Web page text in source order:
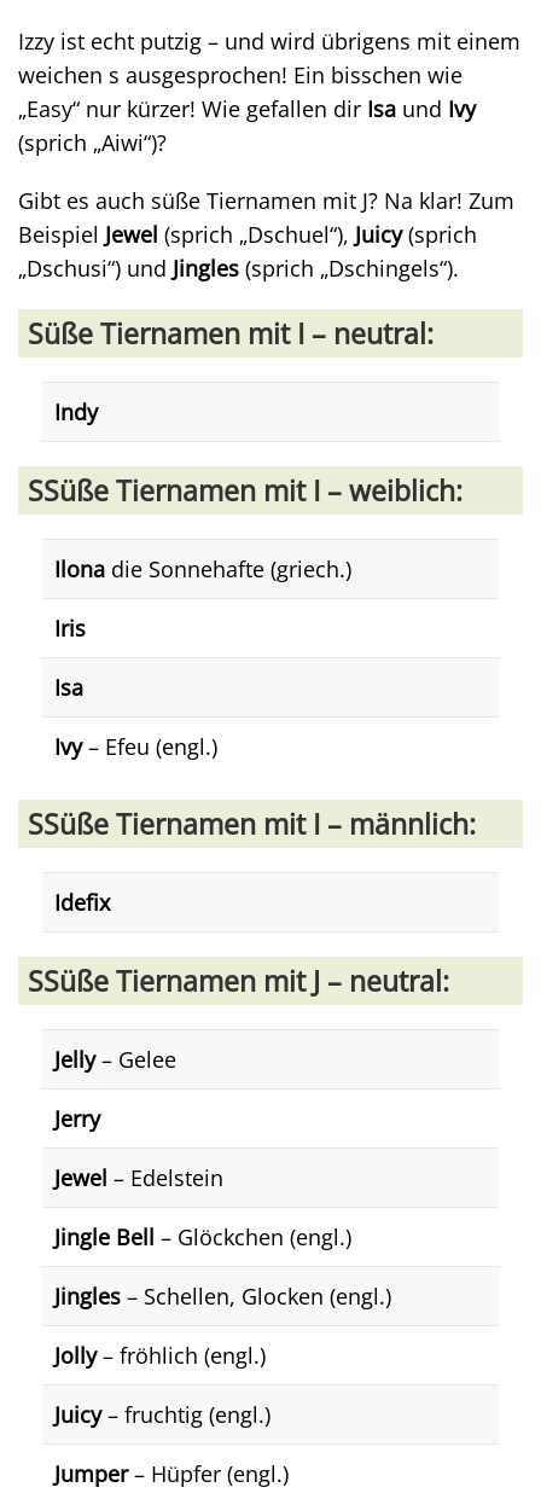
Izzy ist echt putzig – und wird übrigens mit einem
weichen s ausgesprochen! Ein bisschen wie
„Easy“ nur kürzer! Wie gefallen dir Isa und Ivy
(sprich „Aiwi“)?
Gibt es auch süße Tiernamen mit J? Na klar! Zum
Beispiel Jewel (sprich „Dschuel“), Juicy(sprich
„Dschusi“) und Jingles (sprich „Dschingels“).
Süße Tiernamen mit I – neutral:
Indy
SSüße Tiernamen mit I – weiblich:
Ilona die Sonnehafte (griech.)
Iris
Isa
Ivy– Efeu (engl.)
SSüße Tiernamen mit I – männlich:
Idefix
SSüße Tiernamen mit J – neutral:
Jelly– Gelee
Jerry
Jewel – Edelstein
Jingle Bell – Glöckchen (engl.)
Jingles – Schellen, Glocken (engl.)
Jolly– fröhlich (engl.)
Juicy– fruchtig (engl.)
Jumper– Hüpfer (engl.)